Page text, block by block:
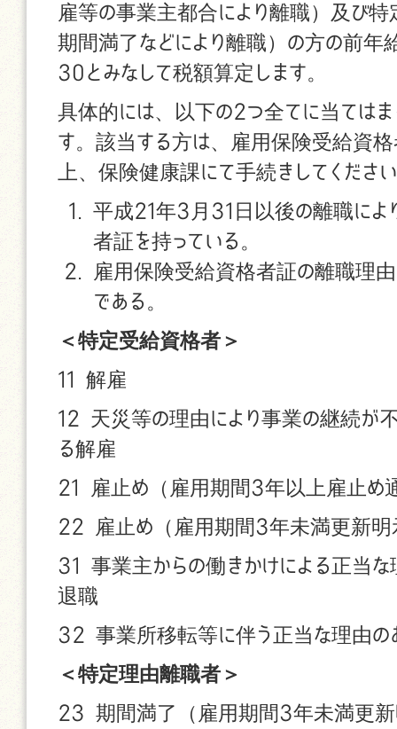
雇等の事業主都合により離職）及び
期間満了などにより離職）の方の前年
30とみなして税額算定します。
具体的には、以下の2つ全てに当ては
す。該当する方は、雇用保険受給資
上、保険健康課にて手続きしてくださ
平成21年3月31日以後の離職によ
者証を持っている。
雇用保険受給資格者証の離職理由
である。
＜特定受給資格者＞
11 解雇
12 天災等の理由により事業の継続が
る解雇
21 雇止め（雇用期間3年以上雇止め
22 雇止め（雇用期間3年未満更新明
31 事業主からの働きかけによる正当
退職
32 事業所移転等に伴う正当な理由の
＜特定理由離職者＞
23 期間満了（雇用期間3年未満更新